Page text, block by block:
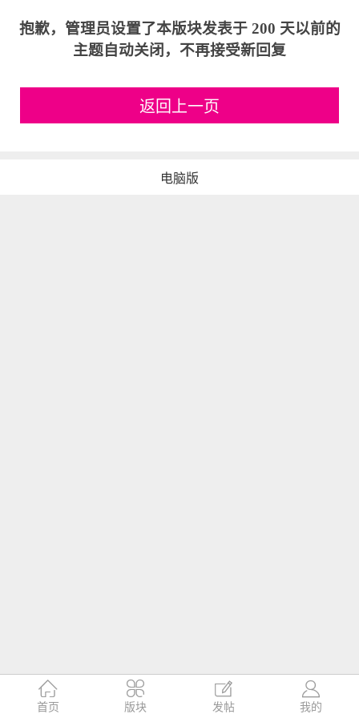
抱歉，管理员设置了本版块发表于 200 天以前的
主题自动关闭，不再接受新回复
返回上一页

首页

版块

发帖

我的
电脑版